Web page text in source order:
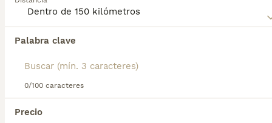
Palabra clave
0/100 caracteres
Precio
compra de Braco Italiano para obtener información sobre
Encontramos 0 Braco Italiano Perros en
Si deseas exactamente esta búsqueda guarda tu
búsqueda y espera el resultado perfecto: